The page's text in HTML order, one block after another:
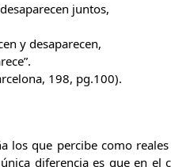
juntos,
y desaparecen,
198, pg.100).
los que percibe como
diferencia es que en el